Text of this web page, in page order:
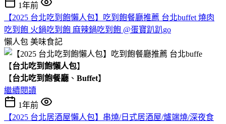
1年前
【2025 台北吃到飽懶人包】吃到飽餐廳推薦 台北buffet 燒肉
吃到飽 火鍋吃到飽 麻辣鍋吃到飽 @蛋寶趴趴go
懶人包 美味食記
【台北吃到飽懶人包】
【台北吃到飽餐廳 、 Buffet】
繼續閱讀
1年前
【2025 台北居酒屋懶人包】串燒/日式居酒屋/爐端燒/深夜食